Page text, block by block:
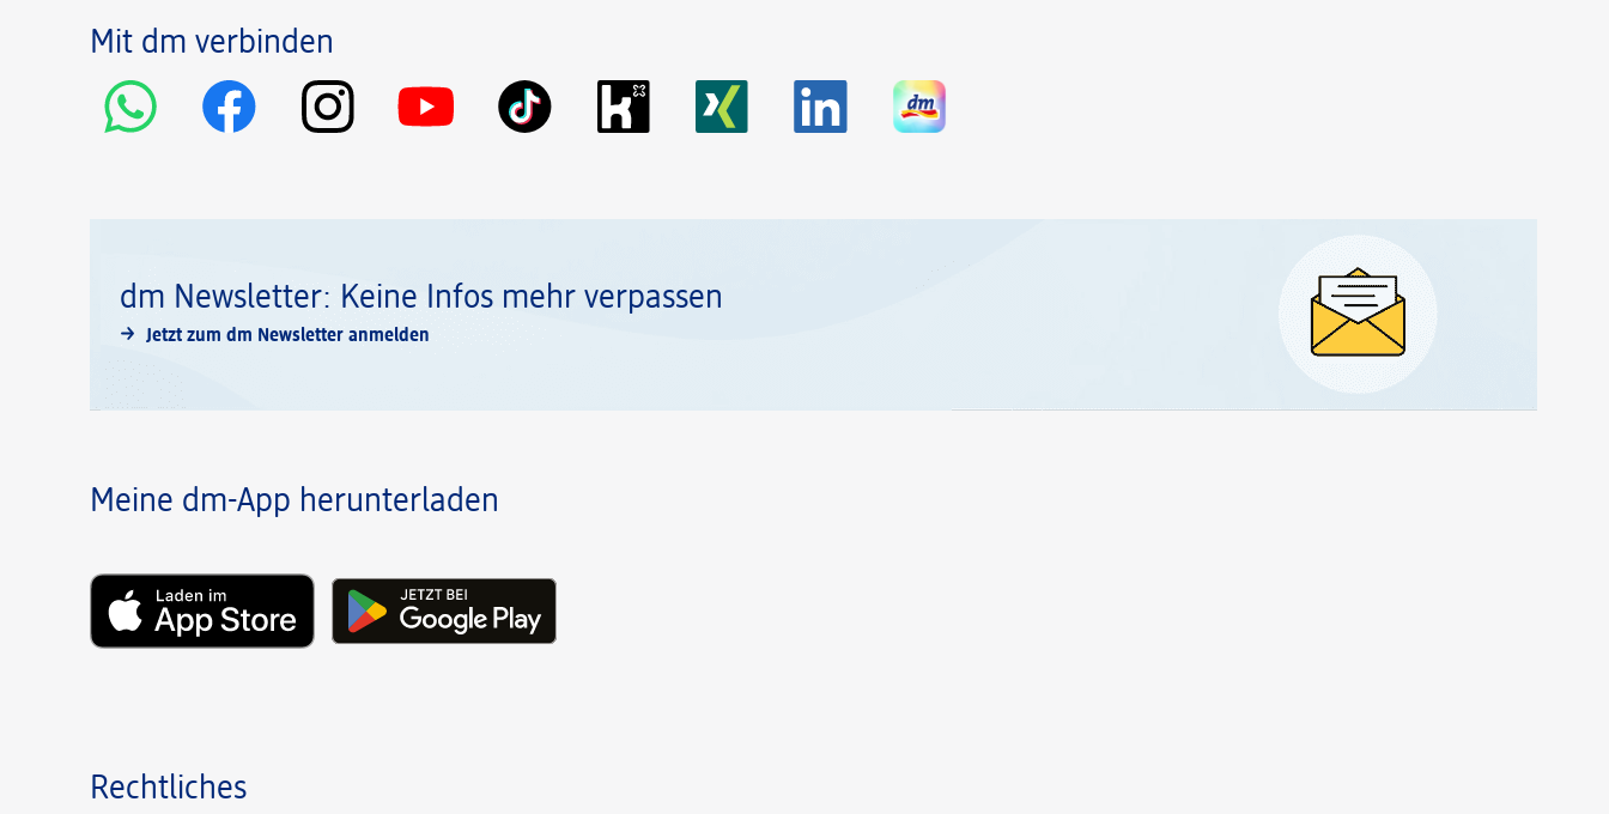
Mit dm verbinden
dm Newsletter: Keine Infos mehr verpassen
Jetzt zum dm Newsletter anmelden
Meine dm-App herunterladen
Rechtliches